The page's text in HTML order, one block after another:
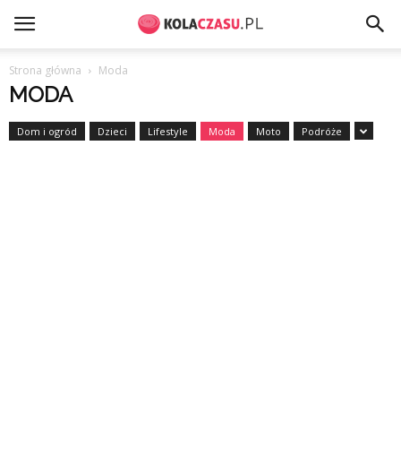
Strona główna Moda
MODA
Dom i ogród Dzieci Lifestyle Moda Moto Podróże